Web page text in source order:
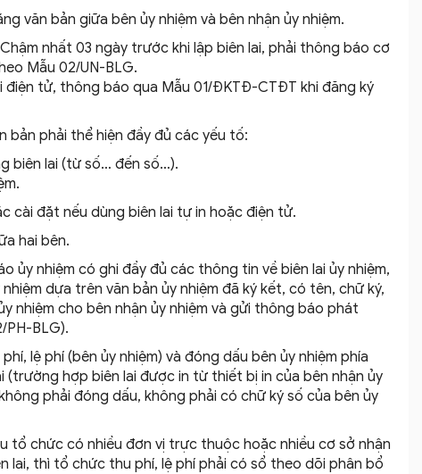
văn bản giữa bên ủy nhiệm và bên nhận ủy nhiệm.
nhất 03 ngày trước khi lập biên lai, phải thông báo cơ
Mẫu 02/UN-BLG.
điện tử, thông báo qua Mẫu 01/ĐKTĐ-CTĐT khi đăng ký
bản phải thể hiện đầy đủ các yếu tố:
biên lai (từ số… đến số…).
cài đặt nếu dùng biên lai tự in hoặc điện tử.
hai bên.
ủy nhiệm có ghi đầy đủ các thông tin về biên lai ủy nhiệm,
dựa trên văn bản ủy nhiệm đã ký kết, có tên, chữ ký,
nhiệm cho bên nhận ủy nhiệm và gửi thông báo phát
BLG).
lệ phí (bên ủy nhiệm) và đóng dấu bên ủy nhiệm phía
(trường hợp biên lai được in từ thiết bị in của bên nhận ủy
phải đóng dấu, không phải có chữ ký số của bên ủy
tổ chức có nhiều đơn vị trực thuộc hoặc nhiều cơ sở nhận
lai, thì tổ chức thu phí, lệ phí phải có sổ theo dõi phân bổ